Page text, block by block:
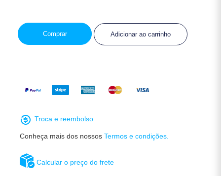
Adicionar ao carrinho
Comprar
Calcular o preço do frete
Troca e reembolso
Conheça mais dos nossos Termos e condições.